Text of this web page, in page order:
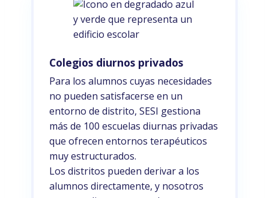
Colegios diurnos privados
Para los alumnos cuyas necesidades
no pueden satisfacerse en un
entorno de distrito, SESI gestiona
más de 100 escuelas diurnas privadas
que ofrecen entornos terapéuticos
muy estructurados.
Los distritos pueden derivar a los
alumnos directamente, y nosotros